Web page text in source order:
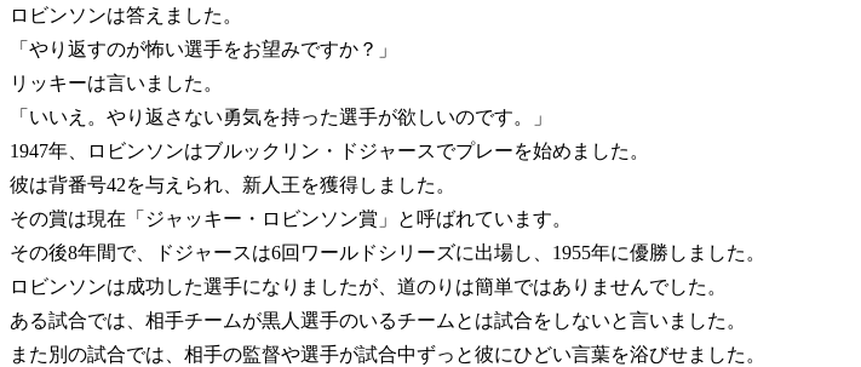
ロビンソンは答えました。
「やり返すのが怖い選手をお望みですか？」
リッキーは言いました。
「いいえ。やり返さない勇気を持った選手が欲しいのです。」
1947年、ロビンソンはブルックリン・ドジャースでプレーを始めました。
彼は背番号42を与えられ、新人王を獲得しました。
その賞は現在「ジャッキー・ロビンソン賞」と呼ばれています。
その後8年間で、ドジャースは6回ワールドシリーズに出場し、1955年に優勝しました。
ロビンソンは成功した選手になりましたが、道のりは簡単ではありませんでした。
ある試合では、相手チームが黒人選手のいるチームとは試合をしないと言いました。
また別の試合では、相手の監督や選手が試合中ずっと彼にひどい言葉を浴びせました。